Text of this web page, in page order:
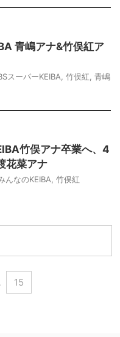
青嶋アナ&竹俣紅ア
スーパーKEIBA 竹俣紅 青嶋
竹俣アナ卒業へ、4
花菜アナ
んなのKEIBA 竹俣紅
15